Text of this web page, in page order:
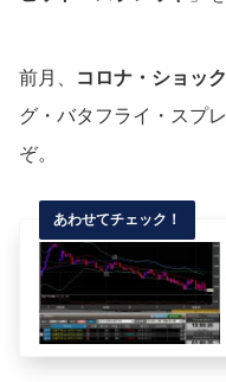
前月、 コロナ・ショッ
グ・バタフライ・スプ
ぞ。